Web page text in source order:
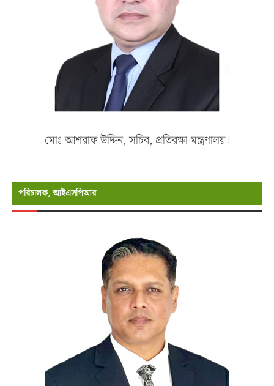
মোঃ আশরাফ উদ্দিন, সচিব, প্রতিরক্ষা মন্ত্রণালয়।
পরিচালক, আইএসপিআর